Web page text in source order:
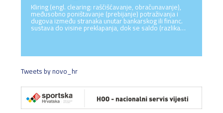
Kliring (engl. clearing: raščišćavanje, obračunavanje),
međusobno poništavanje (prebijanje) potraživanja i
dugova između stranaka unutar bankarskog ili financ.
sustava do visine preklapanja, dok se saldo (razlika…
Tweets by novo_hr